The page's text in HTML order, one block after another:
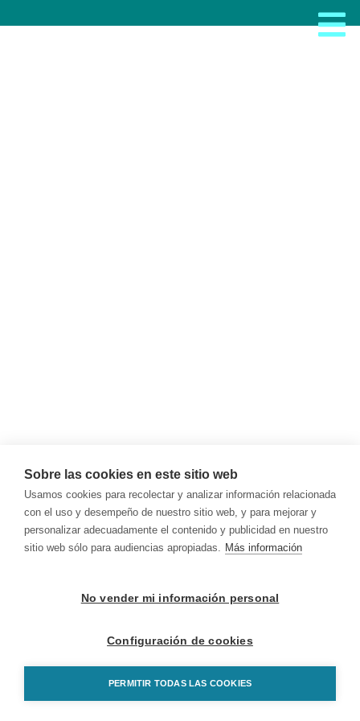
Sobre las cookies en este sitio web
Usamos cookies para recolectar y analizar información relacionada
con el uso y desempeño de nuestro sitio web, y para mejorar y
personalizar adecuadamente el contenido y publicidad en nuestro
sitio web sólo para audiencias apropiadas. Más información
No vender mi información personal
Configuración de cookies
PERMITIR TODAS LAS COOKIES